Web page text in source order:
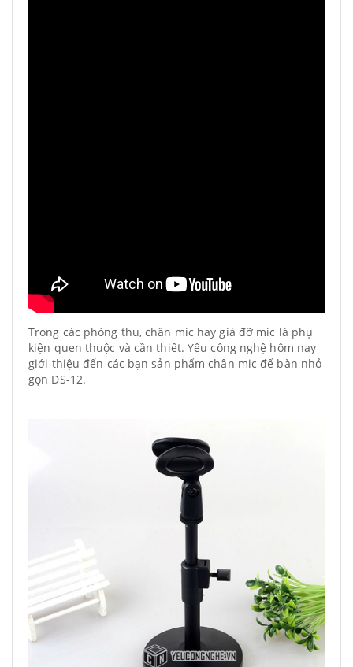
Trong các phòng thu, chân mic hay giá đỡ mic là phụ
kiện quen thuộc và cần thiết. Yêu công nghệ hôm nay
giới thiệu đến các bạn sản phẩm chân mic để bàn nhỏ
gọn DS-12.